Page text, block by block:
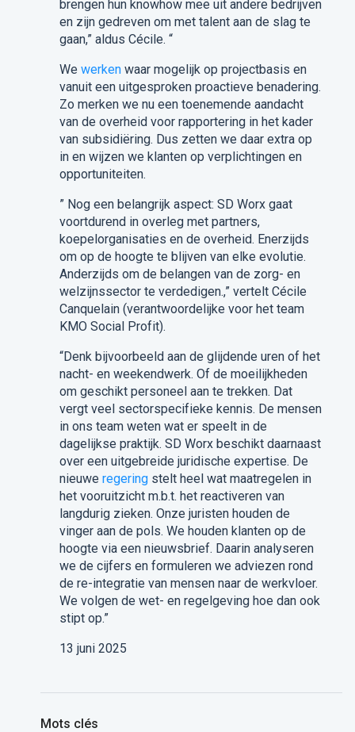
brengen hun knowhow mee uit andere bedrijven
en zijn gedreven om met talent aan de slag te
gaan,” aldus Cécile. “
We werkenwaar mogelijk op projectbasis en
vanuit een uitgesproken proactieve benadering.
Zo merken we nu een toenemende aandacht
van de overheid voor rapportering in het kader
van subsidiëring. Dus zetten we daar extra op
in en wijzen we klanten op verplichtingen en
opportuniteiten.
” Nog een belangrijk aspect: SD Worx gaat
voortdurend in overleg met partners,
koepelorganisaties en de overheid. Enerzijds
om op de hoogte te blijven van elke evolutie.
Anderzijds om de belangen van de zorg- en
welzijnssector te verdedigen.,” vertelt Cécile
Canquelain (verantwoordelijke voor het team
KMO Social Profit).
“Denk bijvoorbeeld aan de glijdende uren of het
nacht- en weekendwerk. Of de moeilijkheden
om geschikt personeel aan te trekken. Dat
vergt veel sectorspecifieke kennis. De mensen
in ons team weten wat er speelt in de
dagelijkse praktijk. SD Worx beschikt daarnaast
over een uitgebreide juridische expertise. De
nieuwe regeringstelt heel wat maatregelen in
het vooruitzicht m.b.t. het reactiveren van
langdurig zieken. Onze juristen houden de
vinger aan de pols. We houden klanten op de
hoogte via een nieuwsbrief. Daarin analyseren
we de cijfers en formuleren we adviezen rond
de re-integratie van mensen naar de werkvloer.
We volgen de wet- en regelgeving hoe dan ook
stipt op.”
13 juni 2025
Mots clés